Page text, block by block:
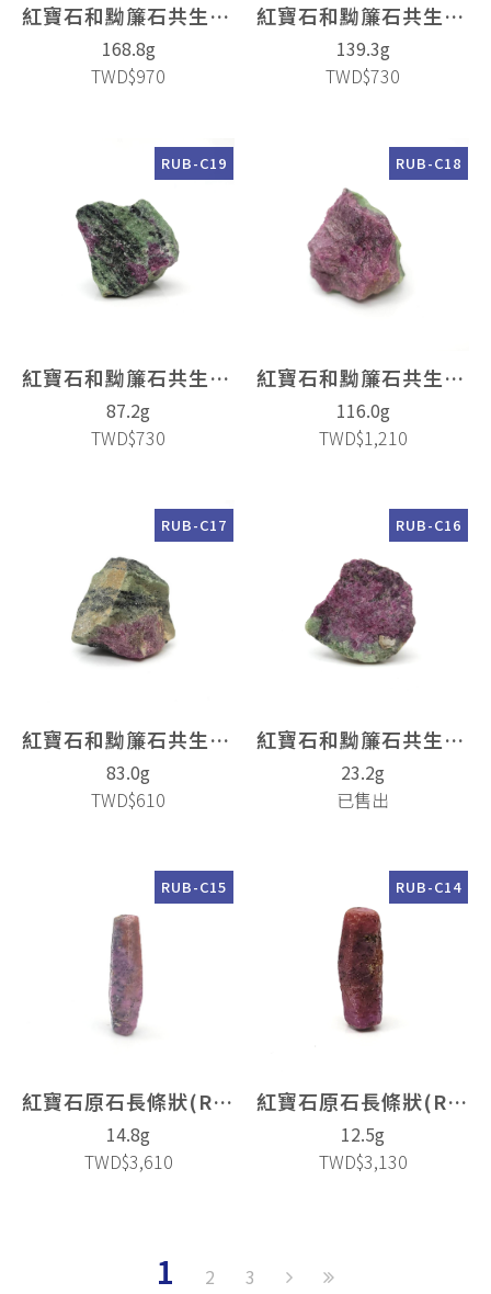
紅寶石和黝簾石共生(Ruby)
168.8g
TWD$970
紅寶石和黝簾石共生(Ruby)
139.3g
TWD$730
紅寶石和黝簾石共生(Ruby)
RUB-C19
87.2g
TWD$730
紅寶石和黝簾石共生(Ruby)
RUB-C18
116.0g
TWD$1,210
紅寶石和黝簾石共生(Ruby)
RUB-C17
83.0g
TWD$610
紅寶石和黝簾石共生(Ruby)
RUB-C16
23.2g
已售出
紅寶石原石長條狀(Ruby)
RUB-C15
14.8g
TWD$3,610
紅寶石原石長條狀(Ruby)
RUB-C14
12.5g
TWD$3,130
1 2 3